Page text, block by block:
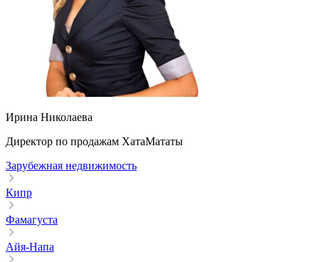
Ирина Николаева
Директор по продажам ХатаМататы
Зарубежная недвижимость
Кипр
Фамагуста
Айя-Напа